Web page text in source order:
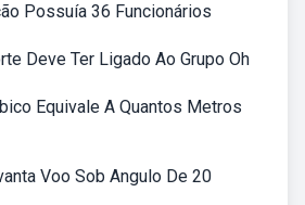
Possuía 36 Funcionários
Deve Ter Ligado Ao Grupo Oh
Equivale A Quantos Metros
Voo Sob Angulo De 20